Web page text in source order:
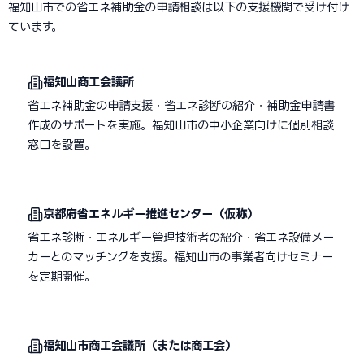
福知山市での省エネ補助金の申請相談は以下の支援機関で受け付け
ています。
福知山商工会議所
省エネ補助金の申請支援・省エネ診断の紹介・補助金申請書
作成のサポートを実施。福知山市の中小企業向けに個別相談
窓口を設置。
京都府省エネルギー推進センター（仮称）
省エネ診断・エネルギー管理技術者の紹介・省エネ設備メー
カーとのマッチングを支援。福知山市の事業者向けセミナー
を定期開催。
福知山市商工会議所（または商工会）